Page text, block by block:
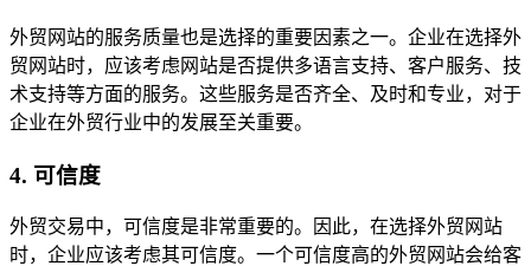
外贸网站的服务质量也是选择的重要因素之一。企业在选择外
贸网站时，应该考虑网站是否提供多语言支持、客户服务、技
术支持等方面的服务。这些服务是否齐全、及时和专业，对于
企业在外贸行业中的发展至关重要。
4. 可信度
外贸交易中，可信度是非常重要的。因此，在选择外贸网站
时，企业应该考虑其可信度。一个可信度高的外贸网站会给客